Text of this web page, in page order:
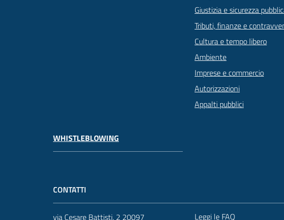
Giustizia e sicurezza
Tributi, finanze e
Cultura e tempo libero
Ambiente
Imprese e commercio
Autorizzazioni
Appalti pubblici
WHISTLEBLOWING
CONTATTI
via Cesare Battisti, 2 20097 Leggi le FAQ